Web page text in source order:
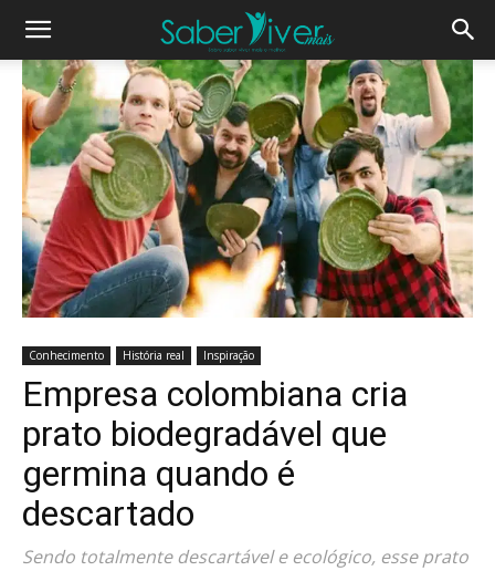
Conhecimento História real Inspiração
Empresa colombiana cria
prato biodegradável que
germina quando é
descartado
Sendo totalmente descartável e ecológico, esse prato